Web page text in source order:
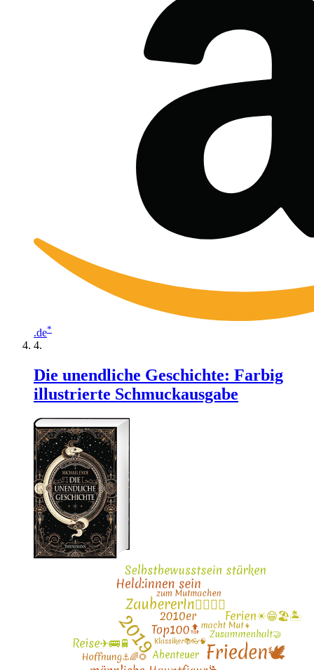
.de*
Die unendliche Geschichte: Farbig
illustrierte Schmuckausgabe